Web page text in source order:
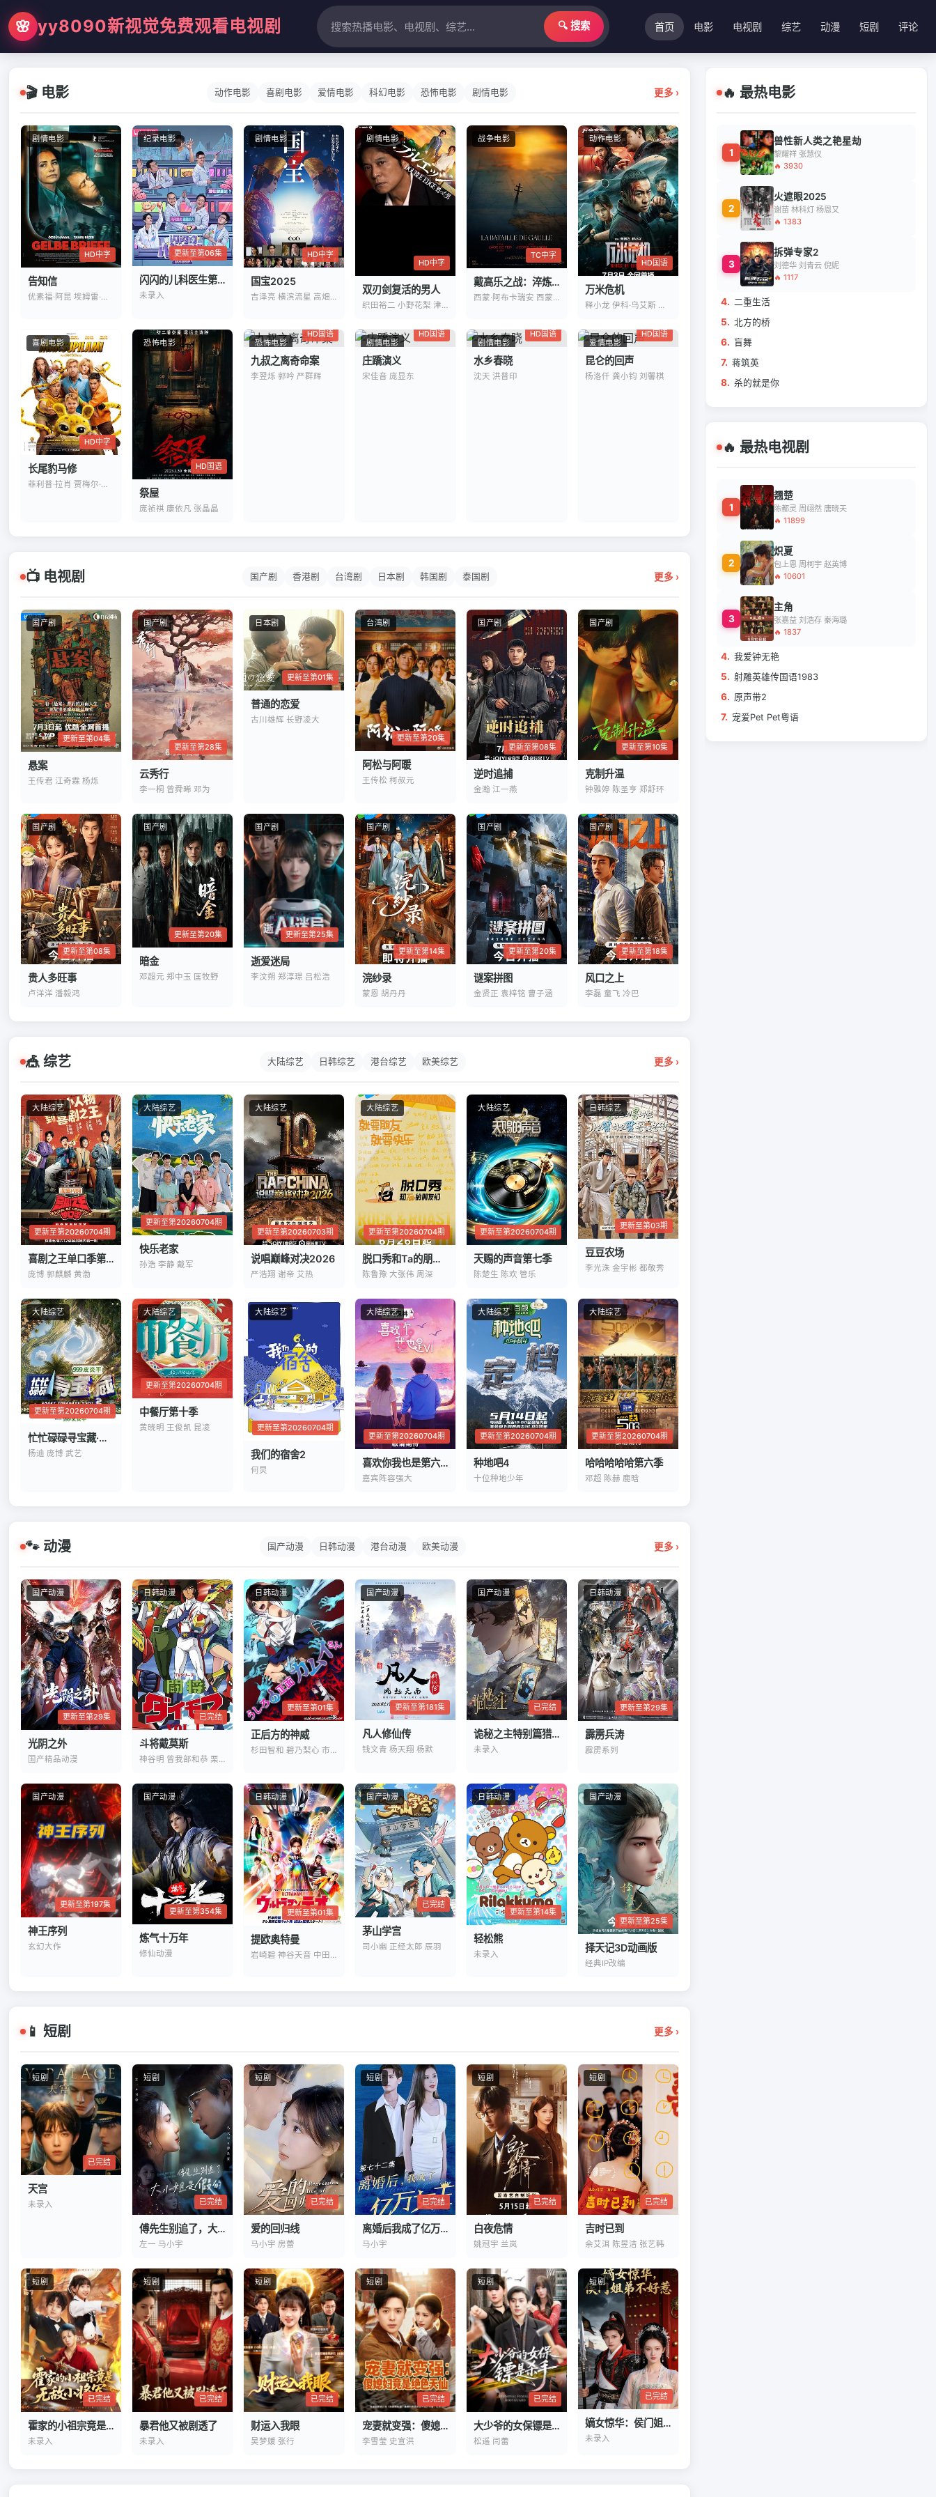
🌸 yy8090新视觉免费观看电视剧 🔍 搜索 首页 电影 电视剧 综艺 动漫 短剧 评论
🎬 电影 动作电影 喜剧电影 爱情电影 科幻电影 恐怖电影 剧情电影 更多 ›
剧情电影
HD中字
告知信
优素福·阿昆 埃姆雷·巴卡尔
纪录电影
更新至第06集
闪闪的儿科医生第四季
未录入
剧情电影
HD中字
国宝2025
吉泽亮 横滨流星 高畑充希
剧情电影
HD中字
双刃剑复活的男人
织田裕二 小野花梨 津田健次郎
战争电影
TC中字
戴高乐之战：淬炼时代
西蒙·阿布卡瑞安 西蒙·拉塞尔·比尔
动作电影
HD国语
万米危机
释小龙 伊科·乌艾斯 屈菁菁
喜剧电影
HD中字
长尾豹马修
菲利普·拉肖 贾梅尔·杜布兹
恐怖电影
HD国语
祭屋
庞祯祺 康依凡 张晶晶
恐怖电影
HD国语
九叔之离奇命案
李翌烁 郭吟 严群辉
剧情电影
HD国语
庄蹻演义
宋佳音 庞显东
剧情电影
HD国语
水乡春晓
沈天 洪普印
爱情电影
HD国语
昆仑的回声
杨洛仟 龚小钧 刘馨棋
📺 电视剧 国产剧 香港剧 台湾剧 日本剧 韩国剧 泰国剧 更多 ›
国产剧
更新至第04集
悬案
王传君 江奇霖 杨烁
国产剧
更新至第28集
云秀行
李一桐 曾舜晞 邓为
日本剧
更新至第01集
普通的恋爱
古川雄辉 长野凌大
台湾剧
更新至第20集
阿松与阿暖
王传松 柯叔元
国产剧
更新至第08集
逆时追捕
金瀚 江一燕
国产剧
更新至第10集
克制升温
钟雅婷 陈圣亨 郑舒环
国产剧
更新至第08集
贵人多旺事
卢洋洋 潘毅鸿
国产剧
更新至第20集
暗金
邓超元 郑中玉 匡牧野
国产剧
更新至第25集
逝爱迷局
李汶朔 郑淳璟 吕松浩
国产剧
更新至第14集
浣纱录
蒙恩 胡丹丹
国产剧
更新至第20集
谜案拼图
金贤正 袁梓铭 曹子涵
国产剧
更新至第18集
风口之上
李磊 童飞 冷巴
🎪 综艺 大陆综艺 日韩综艺 港台综艺 欧美综艺 更多 ›
大陆综艺
更新至第20260704期
喜剧之王单口季第三季
庞博 郭麒麟 黄渤
大陆综艺
更新至第20260704期
快乐老家
孙浩 李静 戴军
大陆综艺
更新至第20260703期
说唱巅峰对决2026
严浩翔 谢帝 艾热
大陆综艺
更新至第20260704期
脱口秀和Ta的朋友们第三季
陈鲁豫 大张伟 周深
大陆综艺
更新至第20260704期
天赐的声音第七季
陈楚生 陈欢 管乐
日韩综艺
更新至第03期
豆豆农场
李光洙 金宇彬 都敬秀
大陆综艺
更新至第20260704期
忙忙碌碌寻宝藏·双人成行季
杨迪 庞博 武艺
大陆综艺
更新至第20260704期
中餐厅第十季
黄晓明 王俊凯 昆凌
大陆综艺
更新至第20260704期
我们的宿舍2
何炅
大陆综艺
更新至第20260704期
喜欢你我也是第六季
嘉宾阵容强大
大陆综艺
更新至第20260704期
种地吧4
十位种地少年
大陆综艺
更新至第20260704期
哈哈哈哈哈第六季
邓超 陈赫 鹿晗
🐾 动漫 国产动漫 日韩动漫 港台动漫 欧美动漫 更多 ›
国产动漫
更新至第29集
光阴之外
国产精品动漫
日韩动漫
已完结
斗将戴莫斯
神谷明 曾我部和恭 栗叶子
日韩动漫
更新至第01集
正后方的神威
杉田智和 碧乃梨心 市道真央
国产动漫
更新至第181集
凡人修仙传
钱文青 杨天翔 杨默
国产动漫
已完结
诡秘之主特别篇猎物
未录入
日韩动漫
更新至第29集
霹雳兵涛
霹雳系列
国产动漫
更新至第197集
神王序列
玄幻大作
国产动漫
更新至第354集
炼气十万年
修仙动漫
日韩动漫
更新至第01集
提欧奥特曼
岩崎碧 神谷天音 中田乃爱
国产动漫
已完结
茅山学宫
司小幽 正经太郎 辰羽
日韩动漫
更新至第14集
轻松熊
未录入
国产动漫
更新至第25集
择天记3D动画版
经典IP改编
📱 短剧 更多 ›
短剧
已完结
天宫
未录入
短剧
已完结
傅先生别追了，大小姐是假的
左一 马小宇
短剧
已完结
爱的回归线
马小宇 房蕾
短剧
已完结
离婚后我成了亿万女王
马小宇
短剧
已完结
白夜危情
姚冠宇 兰岚
短剧
已完结
吉时已到
余艾洱 陈昱洁 张艺韩
短剧
已完结
霍家的小祖宗竟是无敌小将军
未录入
短剧
已完结
暴君他又被剧透了
未录入
短剧
已完结
财运入我眼
吴梦媛 张行
短剧
已完结
宠妻就变强：傻媳妇竟是绝色天仙
李雪莹 史宣洪
短剧
已完结
大少爷的女保镖是杀手
松遥 闫蕾
短剧
已完结
嫡女惊华：侯门姐弟不好惹
未录入
🔥 最热电影
1
兽性新人类之艳星劫
黎耀祥 张慧仪
🔥 3930
2
火遮眼2025
谢苗 林科灯 杨恩又
🔥 1383
3
拆弹专家2
刘德华 刘青云 倪妮
🔥 1117
4. 二重生活
5. 北方的桥
6. 盲舞
7. 蒋筑英
8. 杀的就是你
🔥 最热电视剧
1
翘楚
陈都灵 周翊然 唐晓天
🔥 11899
2
炽夏
包上恩 周柯宇 赵英博
🔥 10601
3
主角
张嘉益 刘浩存 秦海璐
🔥 1837
4. 我爱钟无艳
5. 射雕英雄传国语1983
6. 原声带2
7. 宠爱Pet Pet粤语